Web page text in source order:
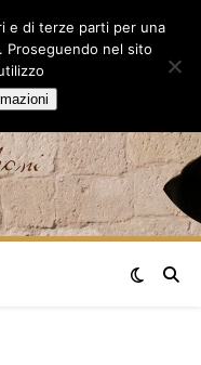
e di terze parti per una
Proseguendo nel sito